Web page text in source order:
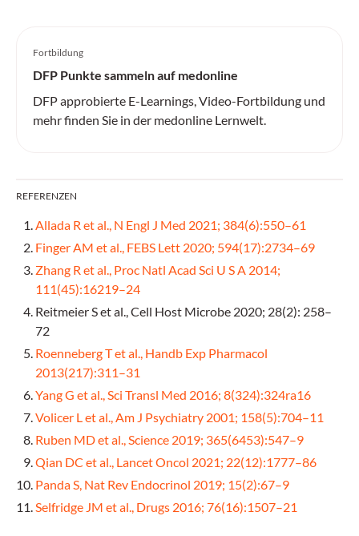
Fortbildung
DFP Punkte sammeln auf medonline
DFP approbierte E-Learnings, Video-Fortbildung und
mehr finden Sie in der medonline Lernwelt.
REFERENZEN
Allada R et al., N Engl J Med 2021; 384(6):550–61
Finger AM et al., FEBS Lett 2020; 594(17):2734–69
Zhang R et al., Proc Natl Acad Sci U S A 2014;
111(45):16219–24
Reitmeier S et al., Cell Host Microbe 2020; 28(2): 258–
72
Roenneberg T et al., Handb Exp Pharmacol
2013(217):311–31
Yang G et al., Sci Transl Med 2016; 8(324):324ra16
Volicer L et al., Am J Psychiatry 2001; 158(5):704–11
Ruben MD et al., Science 2019; 365(6453):547–9
Qian DC et al., Lancet Oncol 2021; 22(12):1777–86
Panda S, Nat Rev Endocrinol 2019; 15(2):67–9
Selfridge JM et al., Drugs 2016; 76(16):1507–21